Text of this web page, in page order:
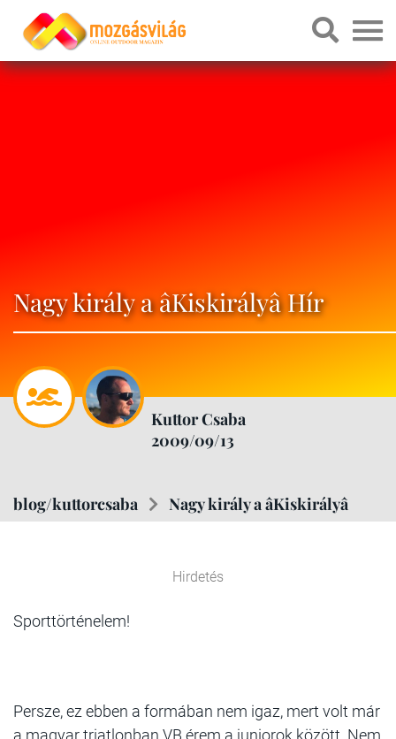
Nagy király a âKiskirályâ Hír
Kuttor Csaba
2009/09/13
blog/kuttorcsaba Nagy király a âKiskirályâ
Hirdetés
Sporttörténelem!
Persze, ez ebben a formában nem igaz, mert volt már
a magyar triatlonban VB érem a juniorok között. Nem